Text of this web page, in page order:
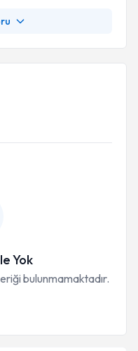
Yok
bulunmamaktadır.